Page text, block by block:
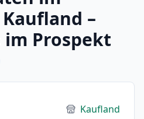
–
im Prospekt
Kaufland